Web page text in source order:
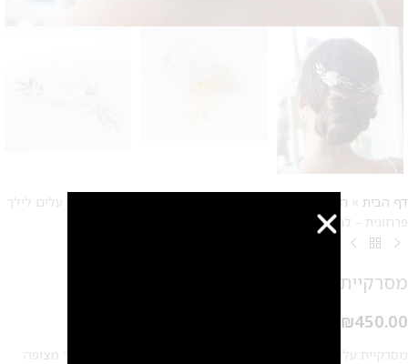
דף הבית » חנות
מסרקיית עלים לילך
פרחונית – לבן
מסרקיית עלים לילך פרחונית – לבן
₪450.00
מסרקיית עלים לילך פרחונית – לבן, מסרקיית עלים פרחונית לילך מצופה